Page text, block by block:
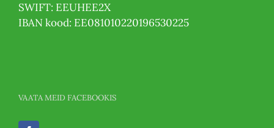
SWIFT: EEUHEE2X
IBAN kood: EE081010220196530225
VAATA MEID FACEBOOKIS